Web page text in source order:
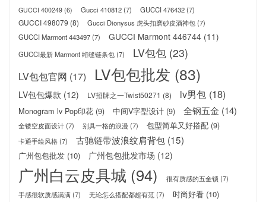
GUCCI 400249 (6) Gucci 410812(7) GUCCI 476432(7)
GUCCI 498079 (8) Gucci Dionysus 虎头扣磨砂皮酒神包(7)
GUCCI Marmont 443497(7) GUCCI Marmont 446744 (11)
GUCCI最新 Marmont 绗缝链条包(7) LV包包 (23)
LV包包官网 (17) LV包包批发 (83)
LV包包爆款 (12) LV招牌之一Twist50271 (8) lv男包 (18)
Monogram lv Pop印花 (9) 中间V字型设计 (9) 全钢五金 (14)
全镂空皮面设计(7) 别具一格的浪漫 (7) 包型简单又好搭配 (9)
卡通手绘风格(7) 古驰链带波浪纹肩背包 (15)
广州包包批发 (10) 广州包包批发市场 (12)
广州白云皮具城 (94) 很有质感的五金锁 (7)
手感很软质感满满(7) 无论怎么搭配都超有范(7) 时尚好看 (10)